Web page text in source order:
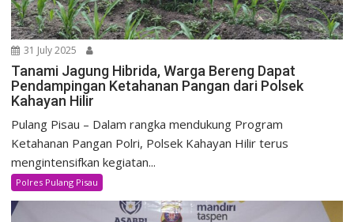
31 July 2025
Tanami Jagung Hibrida, Warga Bereng Dapat
Pendampingan Ketahanan Pangan dari Polsek
Kahayan Hilir
Pulang Pisau – Dalam rangka mendukung Program
Ketahanan Pangan Polri, Polsek Kahayan Hilir terus
mengintensifkan kegiatan...
Polres Pulang Pisau